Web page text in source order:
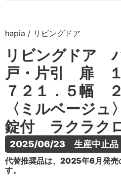
hapia / リビングドア
リビングドア
戸・片引 扉
７２１．５幅
〈ミルベージ
錠付 ラクラク
2025/06/23　生産中止品
代替推奨品は、2025年6月発売
す。